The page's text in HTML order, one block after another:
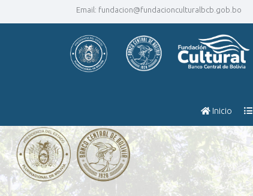
Email: fundacion@fundacionculturalbcb.gob.bo
Inicio